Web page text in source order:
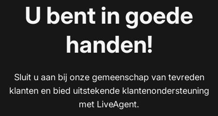
U bent in goede
handen!
Sluit u aan bij onze gemeenschap van tevreden
klanten en bied uitstekende klantenondersteuning
met LiveAgent.